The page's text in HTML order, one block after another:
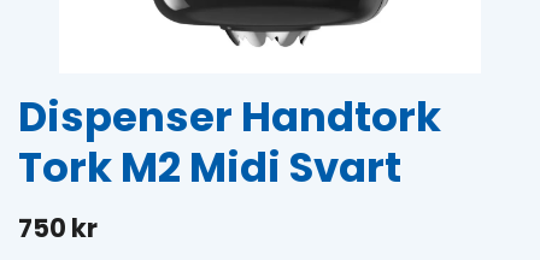
Dispenser Handtork
Tork M2 Midi Svart
750 kr